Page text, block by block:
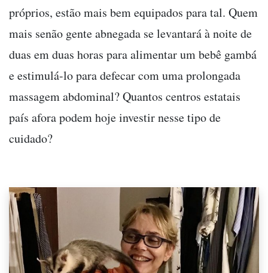
próprios, estão mais bem equipados para tal. Quem
mais senão gente abnegada se levantará à noite de
duas em duas horas para alimentar um bebê gambá
e estimulá-lo para defecar com uma prolongada
massagem abdominal? Quantos centros estatais
país afora podem hoje investir nesse tipo de
cuidado?